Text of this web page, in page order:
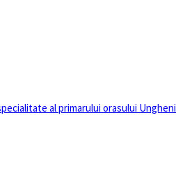
al primarului orasului Ungheni